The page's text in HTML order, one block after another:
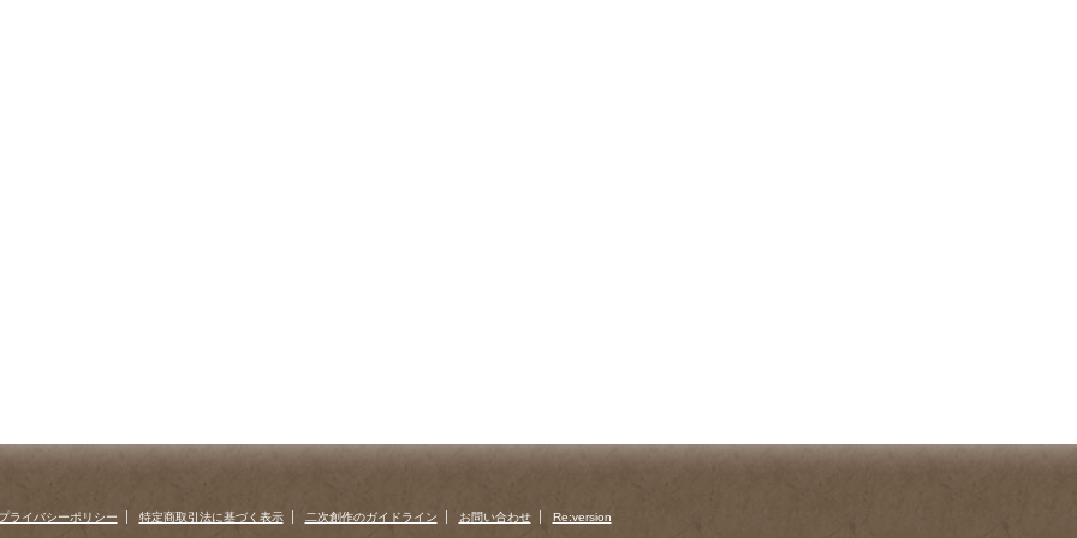
ライバシーポリシー 特定商取引法に基づく表示 二次創作のガイドライン お問い合わせ Re:version